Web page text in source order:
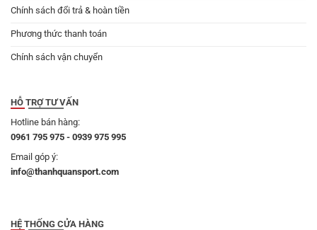
Chính sách đổi trả & hoàn tiền
Phương thức thanh toán
Chính sách vận chuyển
HỖ TRỢ TƯ VẤN
Hotline bán hàng:
0961 795 975 - 0939 975 995
Email góp ý:
info@thanhquansport.com
HỆ THỐNG CỬA HÀNG